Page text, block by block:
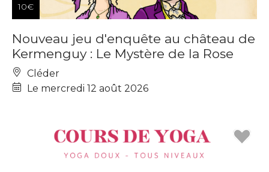
10€
Nouveau jeu d'enquête au château de
Kermenguy : Le Mystère de la Rose
Cléder
Le mercredi 12 août 2026